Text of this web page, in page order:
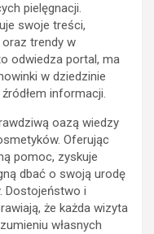
pielęgnacji.
swoje treści,
trendy w
odwiedza portal, ma
w dziedzinie
informacji.
oazą wiedzy
Oferując
pomoc, zyskuje
dbać o swoją urodę
Dostojeństwo i
że każda wizyta
własnych